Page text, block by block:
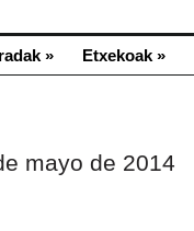
» Etxekoak »
mayo de 2014